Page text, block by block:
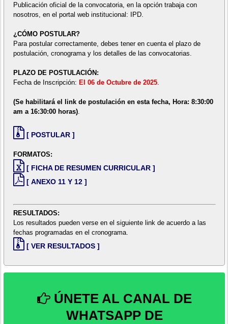
Publicación oficial de la convocatoria, en la opción trabaja con
nosotros, en el portal web institucional: IPD.
¿CÓMO POSTULAR?
Para postular correctamente, debes tener en cuenta el plazo de
postulación, cronograma y los detalles de las convocatorias.
PLAZO DE POSTULACIÓN:
Fecha de Inscripción: El 06 de Octubre de 2025.
(Se habilitará el link de postulación en esta fecha, Hora: 8:30:00
am a 16:30:00 horas).
[ POSTULAR ]
FORMATOS:
[ FICHA DE RESUMEN CURRICULAR ]
[ ANEXO 11 Y 12 ]
RESULTADOS:
Los resultados pueden verse en el siguiente link de acuerdo a las
fechas programadas en el cronograma.
[ VER RESULTADOS ]
ÚNETE AL CANAL DE
WHATSAPP DE